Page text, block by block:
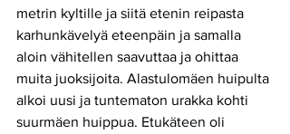
metrin kyltille ja siitä etenin reipasta
karhunkävelyä eteenpäin ja samalla
aloin vähitellen saavuttaa ja ohittaa
muita juoksijoita. Alastulomäen huipulta
alkoi uusi ja tuntematon urakka kohti
suurmäen huippua. Etukäteen oli